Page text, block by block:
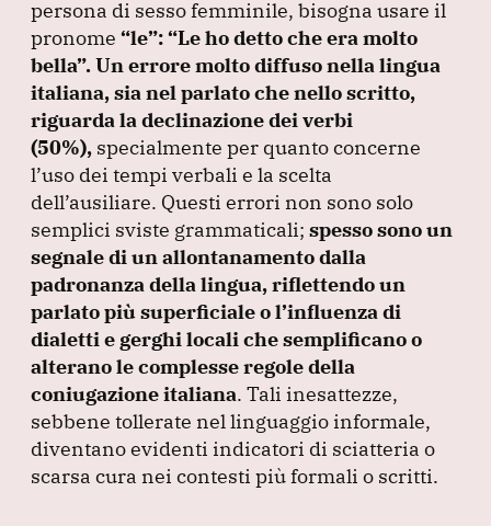
persona di sesso femminile, bisogna usare il
pronome “le”:“Le ho detto che era molto
bella”.Un errore molto diffuso nella lingua
italiana, sia nel parlato che nello scritto,
riguarda la declinazione dei verbi
(50%), specialmente per quanto concerne
l’uso dei tempi verbali e la scelta
dell’ausiliare. Questi errori non sono solo
semplici sviste grammaticali; spesso sono un
segnale di un allontanamento dalla
padronanza della lingua, riflettendo un
parlato più superficiale o l’influenza di
dialetti e gerghi locali che semplificano o
alterano le complesse regole della
coniugazione italiana. Tali inesattezze,
sebbene tollerate nel linguaggio informale,
diventano evidenti indicatori di sciatteria o
scarsa cura nei contesti più formali o scritti.